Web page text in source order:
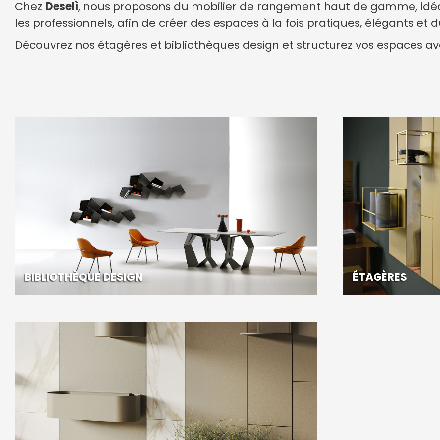
Chez Deselì, nous proposons du mobilier de rangement haut de gamme,
les professionnels, afin de créer des espaces à la fois pratiques, élégants et
Découvrez nos étagères et bibliothèques design et structurez vos espaces
BIBLIOTHÈQUE DESIGN ÉTAGÈRES